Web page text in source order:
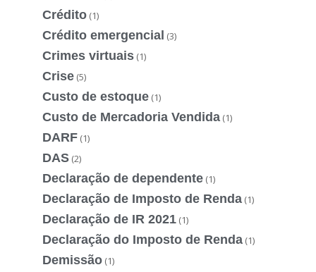
Crédito (1)
Crédito emergencial (3)
Crimes virtuais (1)
Crise (5)
Custo de estoque (1)
Custo de Mercadoria Vendida (1)
DARF (1)
DAS (2)
Declaração de dependente (1)
Declaração de Imposto de Renda (1)
Declaração de IR 2021 (1)
Declaração do Imposto de Renda (1)
Demissão (1)